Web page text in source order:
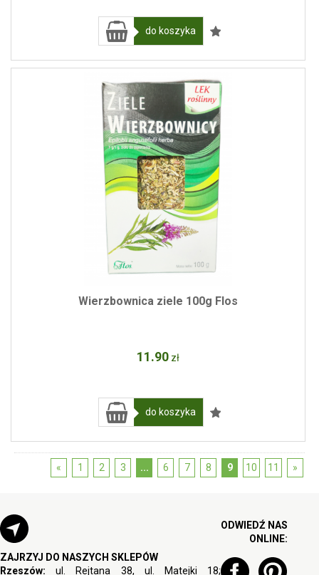
do koszyka
Wierzbownica ziele 100g Flos
11.90 zł
do koszyka
« 1 2 3 ... 6 7 8 9 10 11 »
ZAJRZYJ DO NASZYCH SKLEPÓW
Rzeszów: ul. Rejtana 38, ul. Matejki 18;
ODWIEDŹ NAS
ONLINE: